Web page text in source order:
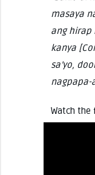
masaya
ang hirap
kanya
sa’yo,
nagpapa-
Watch